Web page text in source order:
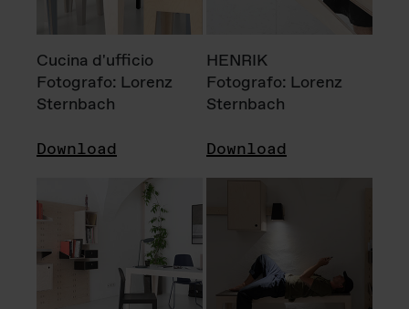
Cucina d'ufficio
Fotografo: Lorenz
Sternbach
Download
HENRIK
Fotografo: Lorenz
Sternbach
Download